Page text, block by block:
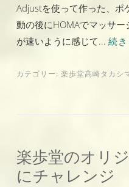
Adjustを使って作った、ポ
動の後にHOMAでマッサ
が速いように感じて... 続
カテゴリー: 楽歩堂高崎タカシ
楽歩堂のオリ
にチャレンジ